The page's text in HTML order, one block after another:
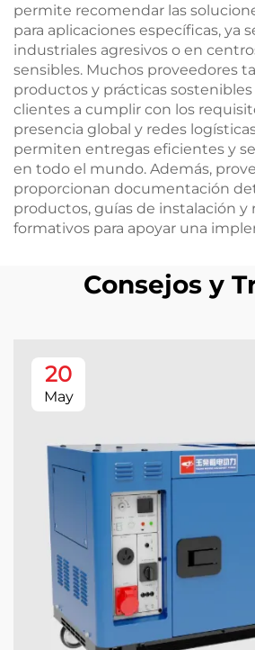
permite recomendar las
para aplicaciones específicas, ya
industriales agresivos o en
sensibles. Muchos proveedores
productos y prácticas
clientes a cumplir con los
presencia global y redes
permiten entregas eficientes y
en todo el mundo. Además,
proporcionan documentación
productos, guías de instalación y
formativos para apoyar una
Consejos y
20
May